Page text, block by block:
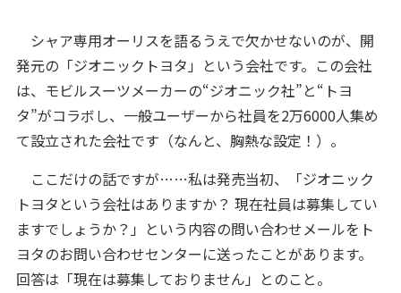
シャア専用オーリスを語るうえで欠かせないのが、開
発元の「ジオニックトヨタ」という会社です。この会社
は、モビルスーツメーカーの“ジオニック社”と“トヨ
タ”がコラボし、一般ユーザーから社員を2万6000人集め
て設立された会社です（なんと、胸熱な設定！）。
ここだけの話ですが……私は発売当初、「ジオニック
トヨタという会社はありますか？ 現在社員は募集してい
ますでしょうか？」という内容の問い合わせメールをト
ヨタのお問い合わせセンターに送ったことがあります。
回答は「現在は募集しておりません」とのこと。